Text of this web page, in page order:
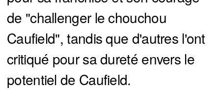
de "challenger le chouchou
Caufield", tandis que d'autres l'ont
critiqué pour sa dureté envers le
potentiel de Caufield.